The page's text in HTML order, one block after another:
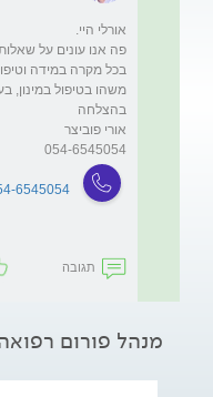
בכל מקרה במידה
054-6545054
6545054
תגובה
מנהל פורום